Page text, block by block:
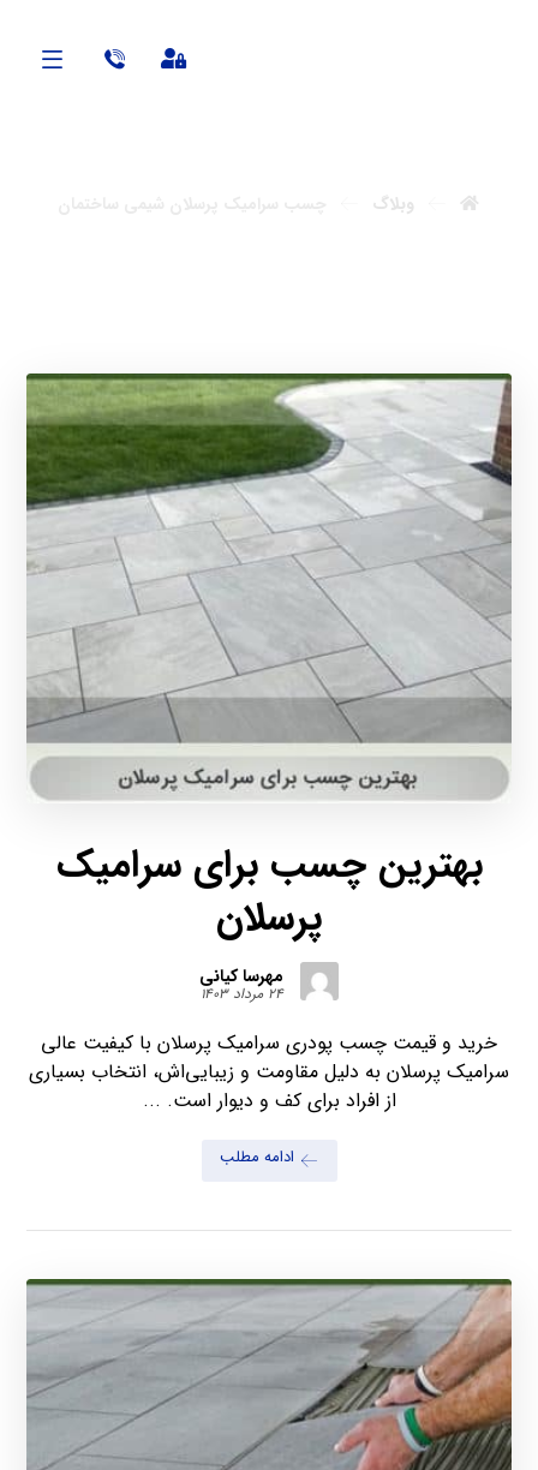
وبلاگ
بهترین چسب برای سرامیک
پرسلان
مهرسا کیانی
۲۴ مرداد ۱۴۰۳
خرید و قیمت چسب پودری سرامیک پرسلان با کیفیت عالی
سرامیک پرسلان به دلیل مقاومت و زیبایی‌اش، انتخاب بسیاری
از افراد برای کف و دیوار است. ...
ادامه مطلب